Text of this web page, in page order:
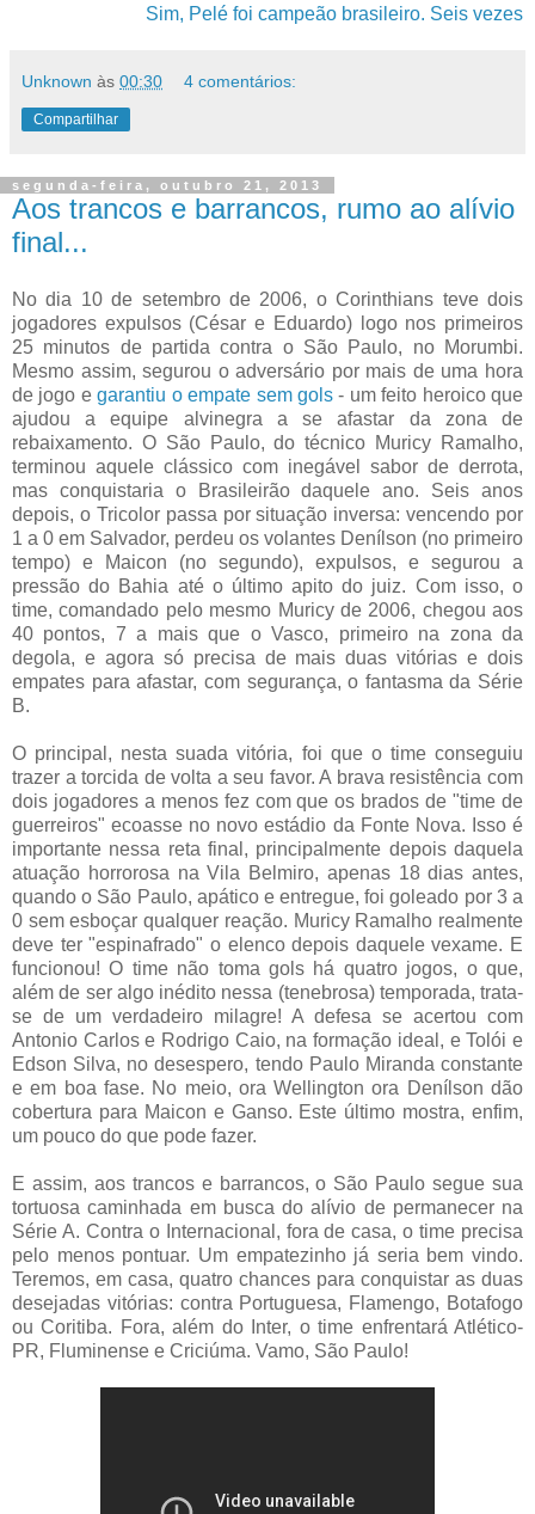
Sim, Pelé foi campeão brasileiro. Seis vezes
Unknown às 00:30 4 comentários:
Compartilhar
segunda-feira, outubro 21, 2013
Aos trancos e barrancos, rumo ao alívio
final...
No dia 10 de setembro de 2006, o Corinthians teve dois
jogadores expulsos (César e Eduardo) logo nos primeiros
25 minutos de partida contra o São Paulo, no Morumbi.
Mesmo assim, segurou o adversário por mais de uma hora
de jogo egarantiu o empate sem gols- um feito heroico que
ajudou a equipe alvinegra a se afastar da zona de
rebaixamento. O São Paulo, do técnico Muricy Ramalho,
terminou aquele clássico com inegável sabor de derrota,
mas conquistaria o Brasileirão daquele ano. Seis anos
depois, o Tricolor passa por situação inversa: vencendo por
1 a 0 em Salvador, perdeu os volantes Denílson (no primeiro
tempo) e Maicon (no segundo), expulsos, e segurou a
pressão do Bahia até o último apito do juiz. Com isso, o
time, comandado pelo mesmo Muricy de 2006, chegou aos
40 pontos, 7 a mais que o Vasco, primeiro na zona da
degola, e agora só precisa de mais duas vitórias e dois
empates para afastar, com segurança, o fantasma da Série
B.
O principal, nesta suada vitória, foi que o time conseguiu
trazer a torcida de volta a seu favor. A brava resistência com
dois jogadores a menos fez com que os brados de "time de
guerreiros" ecoasse no novo estádio da Fonte Nova. Isso é
importante nessa reta final, principalmente depois daquela
atuação horrorosa na Vila Belmiro, apenas 18 dias antes,
quando o São Paulo, apático e entregue, foi goleado por 3 a
0 sem esboçar qualquer reação. Muricy Ramalho realmente
deve ter "espinafrado" o elenco depois daquele vexame. E
funcionou! O time não toma gols há quatro jogos, o que,
além de ser algo inédito nessa (tenebrosa) temporada, trata-
se de um verdadeiro milagre! A defesa se acertou com
Antonio Carlos e Rodrigo Caio, na formação ideal, e Tolói e
Edson Silva, no desespero, tendo Paulo Miranda constante
e em boa fase. No meio, ora Wellington ora Denílson dão
cobertura para Maicon e Ganso. Este último mostra, enfim,
um pouco do que pode fazer.
E assim, aos trancos e barrancos, o São Paulo segue sua
tortuosa caminhada em busca do alívio de permanecer na
Série A. Contra o Internacional, fora de casa, o time precisa
pelo menos pontuar. Um empatezinho já seria bem vindo.
Teremos, em casa, quatro chances para conquistar as duas
desejadas vitórias: contra Portuguesa, Flamengo, Botafogo
ou Coritiba. Fora, além do Inter, o time enfrentará Atlético-
PR, Fluminense e Criciúma. Vamo, São Paulo!